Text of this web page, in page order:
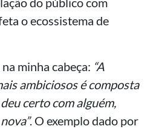
o ecossistema de
minha cabeça: “A
ambiciosos é composta
certo com alguém,
. O exemplo dado por